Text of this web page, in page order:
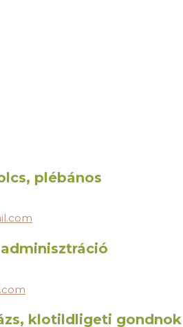
plébános
klotildligeti gondnok